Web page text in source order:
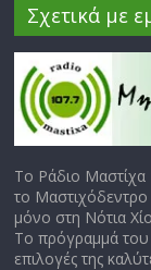
Σχετικά με
Το Ράδιο
το Μαστιχόδεντρο
μόνο στη Νότια
Το πρόγραμμά του
επιλογές της